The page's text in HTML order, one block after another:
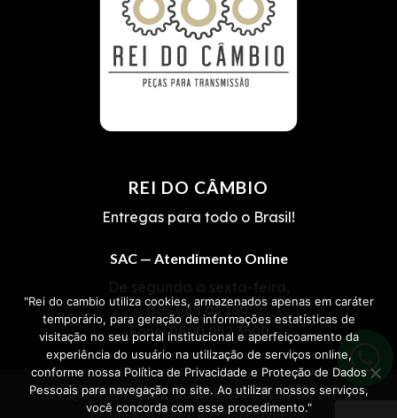
REI DO CÂMBIO
Entregas para todo o Brasil!
SAC — Atendimento Online
De segunda a sexta-feira,
das 08h às 18h.
Fone:0800 052 3500
Copyright 2026 ©REI DO CÂMBIO | OESTCAP• CNPJ
12.085.808/0001-06 • Cascavel-PR.
"Rei do cambio utiliza cookies, armazenados apenas em caráter
temporário, para geração de informações estatísticas de
visitação no seu portal institucional e aperfeiçoamento da
experiência do usuário na utilização de serviços online,
conforme nossa Política de Privacidade e Proteção de Dados
Pessoais para navegação no site. Ao utilizar nossos serviços,
você concorda com esse procedimento."